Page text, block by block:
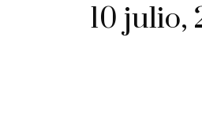
10 julio,